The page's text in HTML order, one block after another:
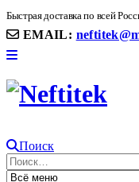
Быстрая доставка по всей
EMAIL:
Поиск
8(906)